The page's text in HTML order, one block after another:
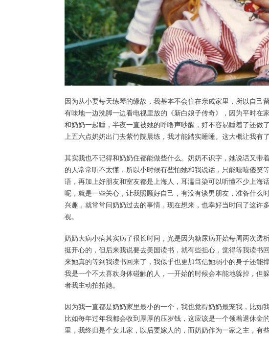
因为从小要每天练琴的缘故，我基本不会住在亲戚家里，所以自己
有味地一边洗脚一边看电视里放的《新白娘子传奇》，因为平时在
和奶奶一起睡，半夜一直被她的呼噜声吵醒，好不容易睡着了还做
上五六点奶奶出门去紫竹院晨练，我才能踏实睡睡。这大概让我有
其实我也不记得和奶奶住都能做些什么。奶奶不识字，她说话又带
的人常常听不太懂，所以小时候有些怕她和我说话，只能嘻嘻傻笑
语，再加上好朋友和室友都是上海人，耳濡目染可以听懂不少上海
呢，就是一些关心，让我照顾好自己，有没有谈男朋友，准备什么
兴趣，就常常问奶奶过去的事情，现在想来，也幸好当时问了这许
视。
奶奶大病小病其实病了很长时间，光是因为糖尿病开始每周两次透
挺开心的，但后来我说要去美国读书，就有些担心，觉得等我读书
来她真的等到我读书回来了，我似乎也更加笃信她弱小的身子还能
我是一个不太喜欢身体碰触的人，一开始的时候会本能地躲掉，但
者我主动拍拍她。
因为我一直都是奶奶家里最小的一个，我也觉得奶奶最宠我，比如
比如每年过年我都会收到厚厚的压岁钱，这应该是一个领着退休金
里，我终归是个女儿家，以后要嫁人的，而奶奶作为一家之主，有